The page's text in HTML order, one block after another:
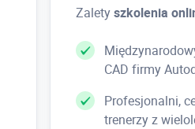
Zaletyszkolenia
CAD firmy
Profesjonalni,
trenerzy z